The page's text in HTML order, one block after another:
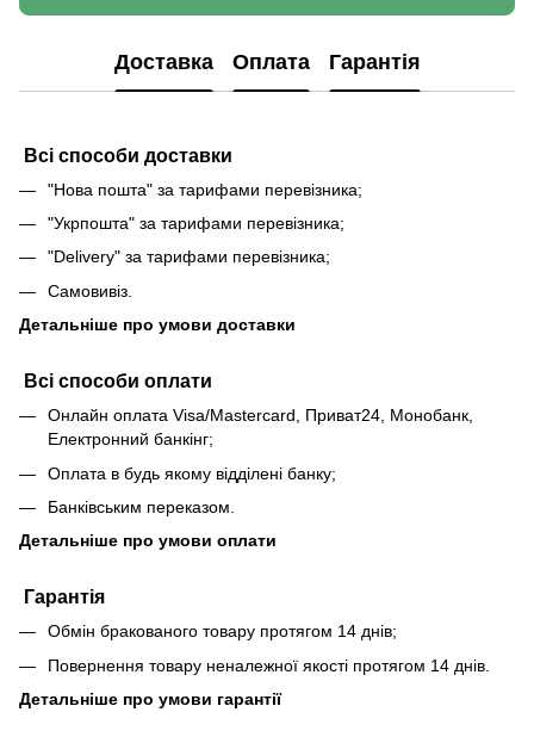
Доставка Оплата Гарантія
Всі способи доставки
"Нова пошта" за тарифами перевізника;
"Укрпошта" за тарифами перевізника;
"Delivery" за тарифами перевізника;
Самовивіз.
Детальніше про умови доставки
Всі способи оплати
Онлайн оплата Visa/Mastercard, Приват24, Монобанк,
Електронний банкінг;
Оплата в будь якому відділені банку;
Банківським переказом.
Детальніше про умови оплати
Гарантія
Обмін бракованого товару протягом 14 днів;
Повернення товару неналежної якості протягом 14 днів.
Детальніше про умови гарантії